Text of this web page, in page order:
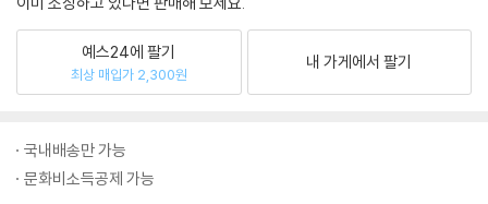
예스24에 팔기
최상 매입가 2,300원
내 가게에서 팔기
국내배송만 가능
문화비소득공제 가능